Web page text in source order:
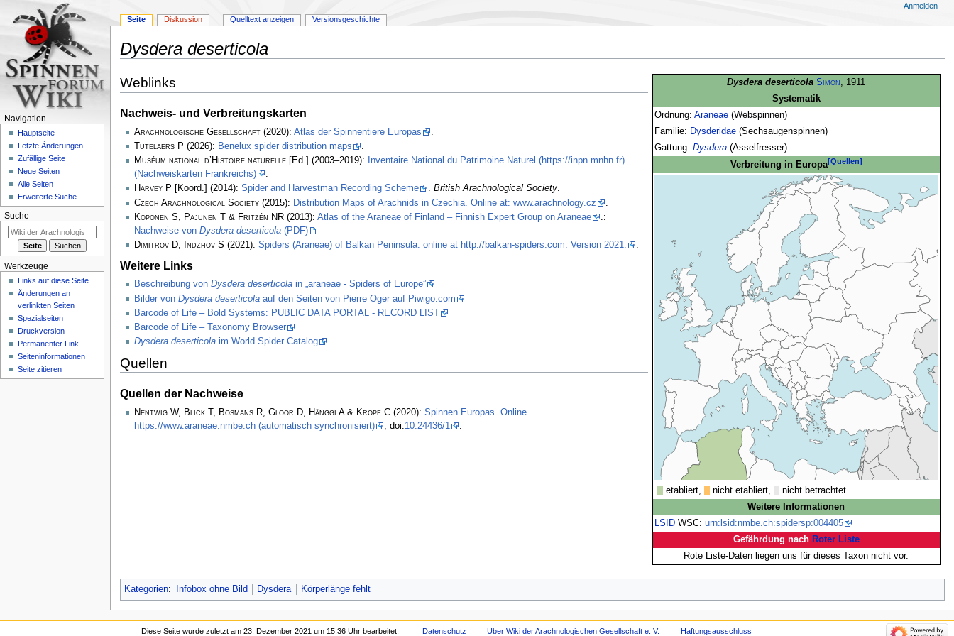
Dysdera deserticola
Navigation
Suche
Dysdera deserticola Simon, 1911
Systematik
Ordnung: Araneae(Webspinnen)
Familie: Dysderidae(Sechsaugenspinnen)
Gattung: Dysdera(Asselfresser)
Verbreitung in Europa[Quellen]
etabliert, nicht etabliert,
nicht betrachtet
Weitere Informationen
LSIDWSC: urn:lsid:nmbe.ch:spidersp:004405
Gefährdung nach Roter Liste
Rote Liste-Daten liegen uns für dieses Taxon nicht vor.
Weblinks
Nachweis- und Verbreitungskarten
Arachnologische Gesellschaft(2020): Atlas der Spinnentiere Europas
Tutelaers P (2026): Benelux spider distribution maps
.
Muséum national d’Histoire naturelle[Ed.] (2003–2019):
Inventaire National du Patrimoine Naturel (https://inpn.mnhn.fr)
(Nachweiskarten Frankreichs)
.
Harvey P [Koord.] (2014): Spider and Harvestman Recording Scheme . British Arachnological Society.
Czech Arachnological Society(2015): Distribution Maps of Arachnids in Czechia. Online at: www.arachnology.cz
Koponen S, Pajunen T & Fritzén NR(2013): Atlas of the Araneae of Finland – Finnish Expert Group on Araneae
.:
Nachweise von Dysdera deserticola(PDF)
Dimitrov D, Indzhov S (2021): Spiders (Araneae) of Balkan Peninsula. online at http://balkan-spiders.com. Version 2021. .
Weitere Links
Beschreibung von Dysdera deserticolain „araneae - Spiders of Europe”
Bilder von Dysdera deserticolaauf den Seiten von Pierre Oger auf Piwigo.com
Barcode of Life – Bold Systems: PUBLIC DATA PORTAL - RECORD LIST
Barcode of Life – Taxonomy Browser
Dysdera deserticolaim World Spider Catalog
Quellen
Quellen der Nachweise
Nentwig W, Blick T, Bosmans R, Gloor D, Hänggi A & Kropf C(2020): Spinnen Europas. Online
https://www.araneae.nmbe.ch (automatisch synchronisiert)
, doi:10.24436/1
Kategorien: Infobox ohne Bild Dysdera Körperlänge fehlt
Seite Diskussion Quelltext anzeigen Versionsgeschichte
Anmelden
Navigation
Hauptseite
Letzte Änderungen
Zufällige Seite
Neue Seiten
Alle Seiten
Erweiterte Suche
Suche
Werkzeuge
Links auf diese Seite
Änderungen an
verlinkten Seiten
Spezialseiten
Druckversion
Permanenter Link
Seiten­­informationen
Seite zitieren
Diese Seite wurde zuletzt am 23. Dezember 2021 um 15:36 Uhr bearbeitet. Datenschutz Über Wiki der Arachnologischen Gesellschaft e. V. Haftungsausschluss